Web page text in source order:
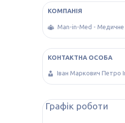
Man-in-Med - Медичне
Іван Маркович Петро
Графік роботи